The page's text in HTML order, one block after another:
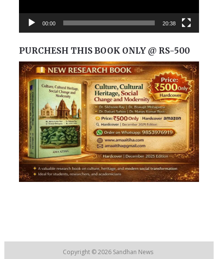
00:00 20:38
PURCHESH THIS BOOK ONLY @ RS-500
Copyright © 2026 Sandhan News